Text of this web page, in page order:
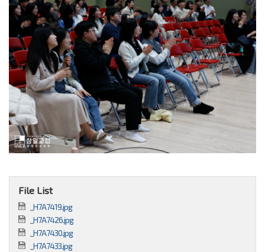
File List
_H7A7419.jpg
_H7A7426.jpg
_H7A7430.jpg
_H7A7433.jpg